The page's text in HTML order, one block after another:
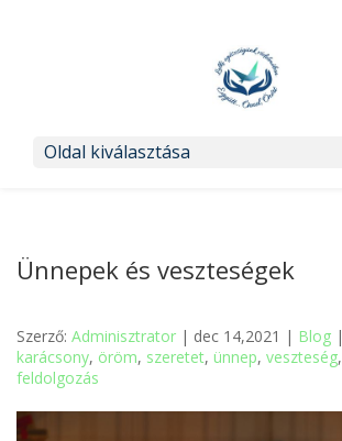
Oldal kiválasztása
Ünnepek és veszteségek
Szerző: Adminisztrator | dec 14,2021 | Blog |
karácsony, öröm, szeretet, ünnep, veszteség,
feldolgozás